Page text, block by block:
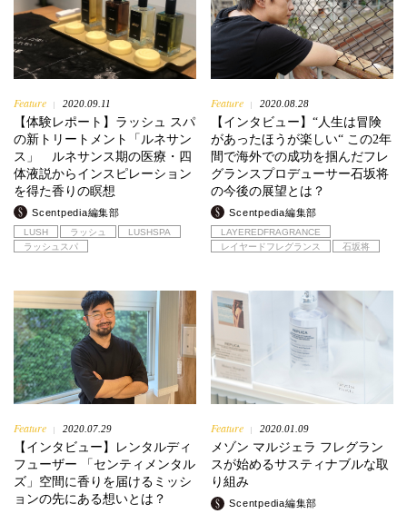
Feature 2020.09.11
【体験レポート】ラッシュ スパ
の新トリートメント「ルネサン
ス」 ルネサンス期の医療・四
体液説からインスピレーション
を得た香りの瞑想
Scentpedia編集部
LUSH ラッシュ
LUSHSPA
ラッシュスパ
Feature 2020.08.28
【インタビュー】“人生は冒険
があったほうが楽しい“ この2年
間で海外での成功を掴んだフレ
グランスプロデューサー石坂将
の今後の展望とは？
Scentpedia編集部
LAYEREDFRAGRANCE
レイヤードフレグランス
石坂将
Feature 2020.07.29
【インタビュー】レンタルディ
フューザー 「センティメンタル
ズ」空間に香りを届けるミッシ
ョンの先にある想いとは？
Feature 2020.01.09
メゾン マルジェラ フレグラン
スが始めるサスティナブルな取
り組み
Scentpedia編集部